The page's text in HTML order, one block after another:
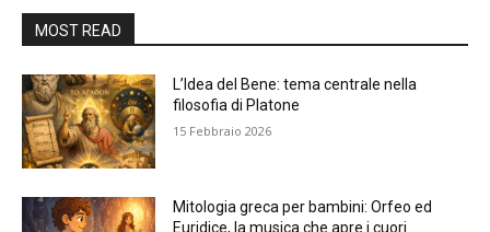
MOST READ
L’Idea del Bene: tema centrale nella
filosofia di Platone
15 Febbraio 2026
Mitologia greca per bambini: Orfeo ed
Euridice, la musica che apre i cuori